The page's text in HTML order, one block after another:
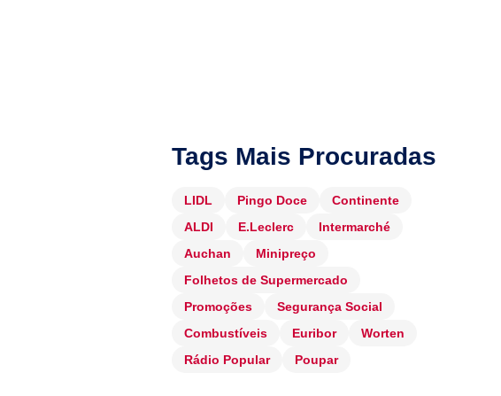
Tags Mais Procuradas
LIDL Pingo Doce
Continente
ALDI
E.Leclerc
Intermarché
Auchan
Minipreço
Folhetos de Supermercado
Promoções
Segurança Social
Combustíveis
Euribor
Worten
Rádio Popular
Poupar